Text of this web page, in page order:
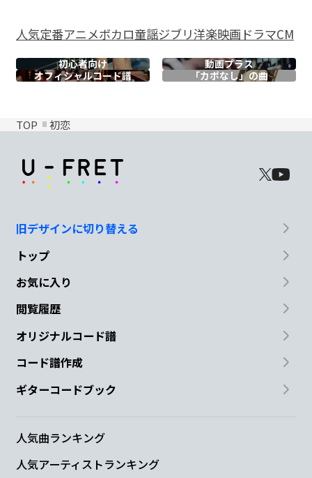
人気定番アニメボカロ童謡ジブリ洋楽映画ドラマCM
初心者向け
動画プラス
オフィシャルコード譜 「カポなし」の曲
TOP 初恋
旧デザインに切り替える
トップ
お気に入り
閲覧履歴
オリジナルコード譜
コード譜作成
ギターコードブック
人気曲ランキング
人気アーティストランキング